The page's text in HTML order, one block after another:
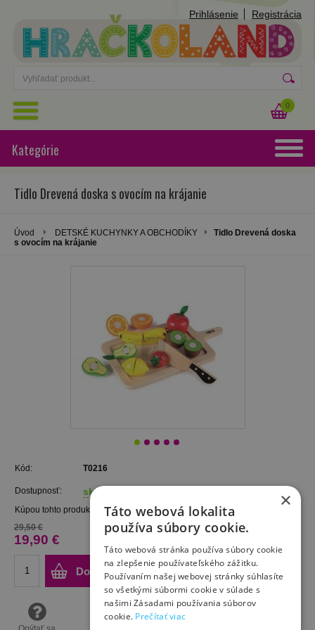
Prihlásenie Registrácia
0
Kategórie
Tidlo Drevená doska s ovocím na krájanie
Úvod DETSKÉ KUCHYNKY A OBCHODÍKY
Tidlo Drevená doska
s ovocím na krájanie
Kód: T0216
Dostupnosť: skladom (dodanie 1-3 prac. dni)
Kúpou tohto produktu získate19bodov.
29,50 €
19,90 €
Do košíka
×
Táto webová lokalita
používa súbory cookie.
Táto webová stránka používa súbory cookie
na zlepšenie používateľského zážitku.
Používaním našej webovej stránky súhlasíte
so všetkými súbormi cookie v súlade s
našimi Zásadami používania súborov
cookie. Prečítať viac